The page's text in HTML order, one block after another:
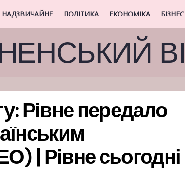
НАДЗВИЧАЙНЕ ПОЛІТИКА ЕКОНОМІКА БІЗНЕС
Рівне передало
| Рівне сьогодні